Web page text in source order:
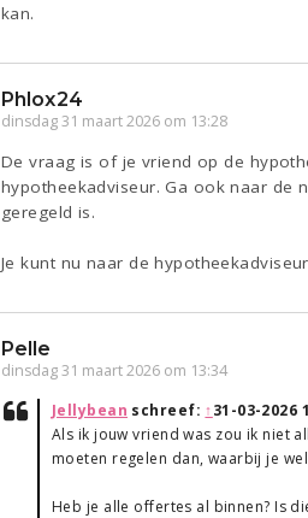
kan.
Phlox24
dinsdag 31 maart 2026 om 13:28
De vraag is of je vriend op de
hypotheekadviseur. Ga ook naar de
geregeld is.
Je kunt nu naar de
Pelle
dinsdag 31 maart 2026 om 13:34
Jellybean schreef: ↑31-03-2026
Als ik jouw vriend was zou ik niet
moeten regelen dan, waarbij je
Heb je alle offertes al binnen? Is